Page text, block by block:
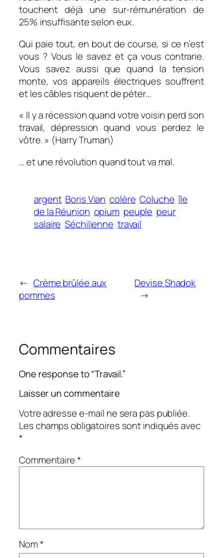
touchent déjà une sur-rémunération de
25% insuffisante selon eux.
Qui paie tout, en bout de course, si ce n’est
vous ? Vous le savez et ça vous contrarie.
Vous savez aussi que quand la tension
monte, vos appareils électriques souffrent
et les câbles risquent de péter…
« Il y a récession quand votre voisin perd son
travail, dépression quand vous perdez le
vôtre. » (Harry Truman)
… et une révolution quand tout va mal.
argent Boris Vian colère Coluche île
de la Réunion opium peuple peur
salaire Séchilienne travail
← Crème brûlée aux
pommes
Devise Shadok
→
Commentaires
One response to “Travail.”
Laisser un commentaire
Votre adresse e-mail ne sera pas publiée.
Les champs obligatoires sont indiqués avec
*
Commentaire*
Nom*